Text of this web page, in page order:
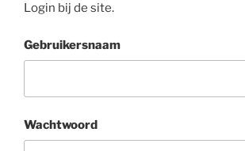
Login bij de site.
Gebruikersnaam
Wachtwoord